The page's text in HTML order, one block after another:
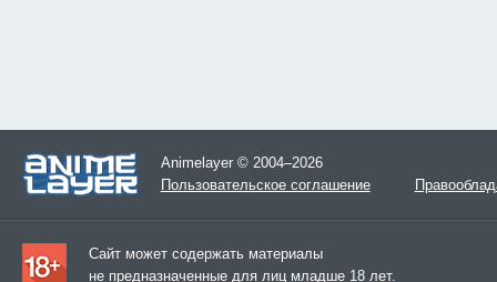
Animelayer © 2004–2026
Пользовательское соглашение
Сайт может содержать материалы
не предназначенные для лиц младше 18 лет.